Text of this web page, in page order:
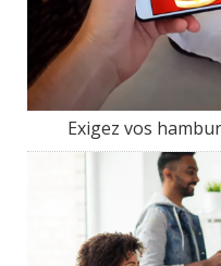
Exigez vos